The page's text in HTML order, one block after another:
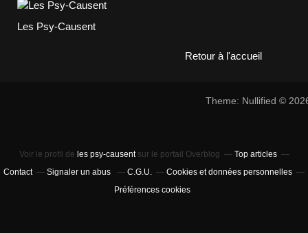
Les Psy-Causent
Retour à l'accueil
Theme: Nullified ©
Voir le profil de les psy-causentsur le portail Overblog
Top articles
Contact
Signaler un abus C.G.U.
Cookies et données personnelles
Préférences cookies